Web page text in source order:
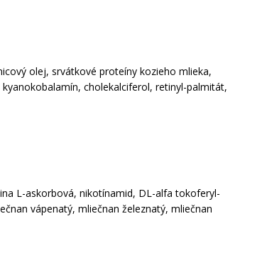
olej, srvátkové proteíny kozieho mlieka,
cholekalciferol, retinyl-palmitát,
L-askorbová, nikotínamid, DL-alfa tokoferyl-
vápenatý, mliečnan železnatý, mliečnan